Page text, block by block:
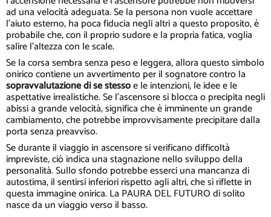
ad una velocità adeguata. Se la persona non vuole accettare
l'aiuto esterno, ha poca fiducia negli altri a questo proposito, è
probabile che, con il proprio sudore e la propria fatica, voglia
salire l'altezza con le scale.
Se la corsa sembra senza peso e leggera, allora questo simbolo
onirico contiene un avvertimento per il sognatore contro la
sopravvalutazione di se stessoe le intenzioni, le idee e le
aspettative irrealistiche. Se l'ascensore si blocca o precipita negli
abissi a grande velocità, significa che è imminente un grande
cambiamento, che potrebbe improvvisamente precipitare dalla
porta senza preavviso.
Se durante il viaggio in ascensore si verificano difficoltà
impreviste, ciò indica una stagnazione nello sviluppo della
personalità. Sullo sfondo potrebbe esserci una mancanza di
autostima, il sentirsi inferiori rispetto agli altri, che si riflette in
questa immagine onirica. La PAURA DEL FUTURO di solito
nasce da un viaggio verso il basso.